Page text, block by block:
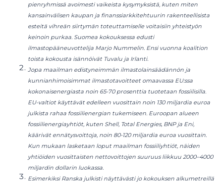
pienryhmissä avoimesti vaikeista kysymyksistä, kuten miten
kansainvälisen kaupan ja finanssiarkkitehtuurin rakenteellisista
esteitä vihreän siirtymän toteuttamiselle voitaisiin yhteistyön
keinoin purkaa. Suomea kokouksessa edusti
ilmastopääneuvottelija Marjo Nummelin. Ensi vuonna koalition
toista kokousta isännöivät Tuvalu ja Irlanti.
Jopa maailman edistyneimmän ilmastolainsäädännön ja
kunnianhimoisimmat ilmastotavoitteet omaavassa EU:ssa
kokonaisenergiasta noin 65-70 prosenttia tuotetaan fossiilisilla.
EU-valtiot käyttävät edelleen vuosittain noin 130 miljardia euroa
julkista rahaa fossiilienergian tukemiseen. Euroopan alueen
fossiilienergiayhtiöt, kuten Shell, Total Energies, BNP ja Eni,
käärivät ennätysvoittoja, noin 80-120 miljardia euroa vuosittain.
Kun mukaan lasketaan loput maailman fossiiliyhtiöt, näiden
yhtiöiden vuosittaisten nettovoittojen suuruus liikkuu 2000–4000
miljardin dollarin luokassa.
Esimerkiksi Ranska julkisti näyttävästi jo kokouksen alkumetreillä